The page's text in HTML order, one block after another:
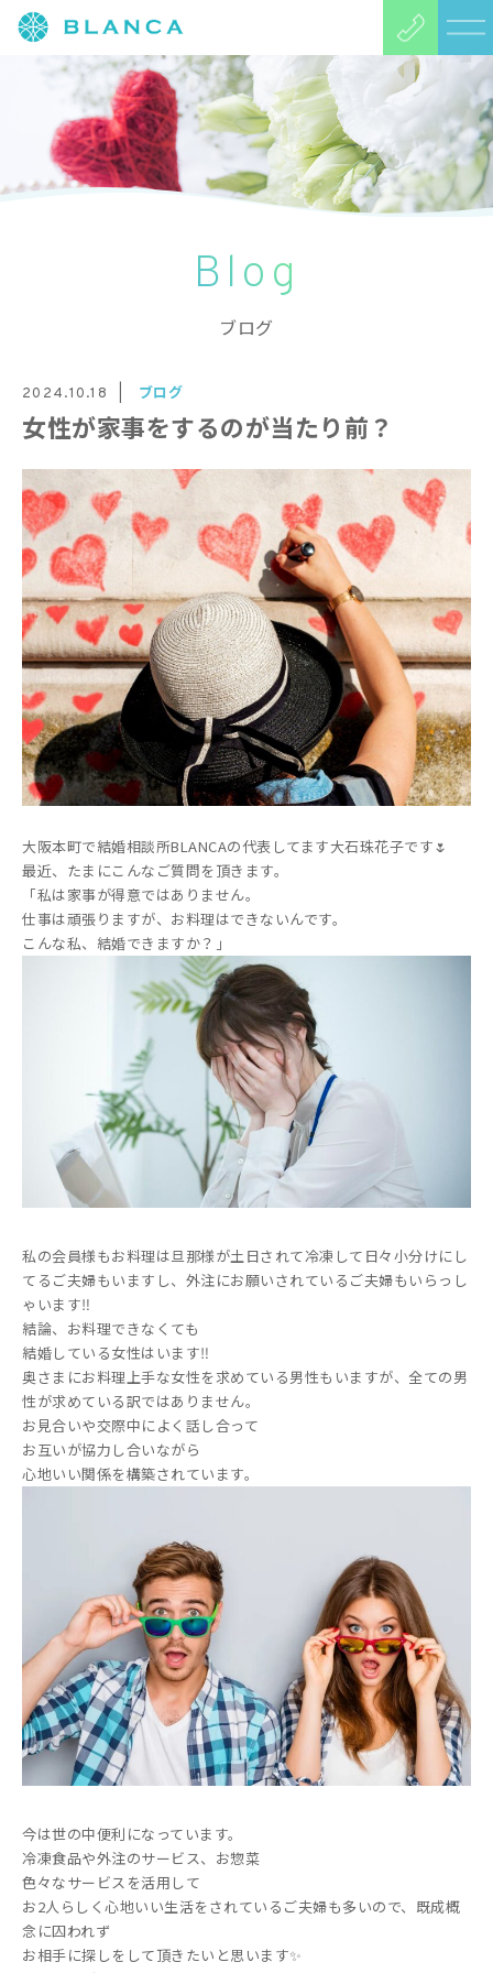
Blog
ブログ
2024.10.18 ブログ
女性が家事をするのが当たり前？
大阪本町で結婚相談所BLANCAの代表してます大石珠花子です🌷
最近、たまにこんなご質問を頂きます。
「私は家事が得意ではありません。
仕事は頑張りますが、お料理はできないんです。
こんな私、結婚できますか？」
私の会員様もお料理は旦那様が土日されて冷凍して日々小分けにし
てるご夫婦もいますし、外注にお願いされているご夫婦もいらっし
ゃいます‼️
結論、お料理できなくても
結婚している女性はいます‼️
奥さまにお料理上手な女性を求めている男性もいますが、全ての男
性が求めている訳ではありません。
お見合いや交際中によく話し合って
お互いが協力し合いながら
心地いい関係を構築されています。
今は世の中便利になっています。
冷凍食品や外注のサービス、お惣菜
色々なサービスを活用して
お2人らしく心地いい生活をされているご夫婦も多いので、既成概
念に囚われず
お相手に探しをして頂きたいと思います✨